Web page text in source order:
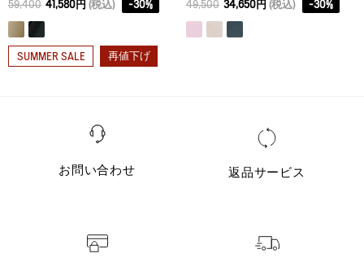
59,400 41,580円 (税込) -30%
SUMMER SALE 再値下げ
49,500 34,650円 (税込) -30%
お問い合わせ 返品サービス